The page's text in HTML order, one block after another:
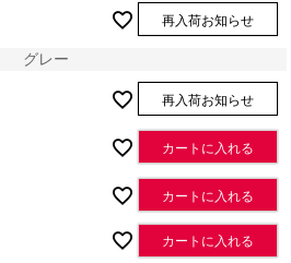
再入荷お知らせ
グレー
再入荷お知らせ
カートに入れる
カートに入れる
カートに入れる